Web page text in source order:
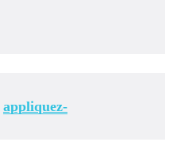
appliquez-